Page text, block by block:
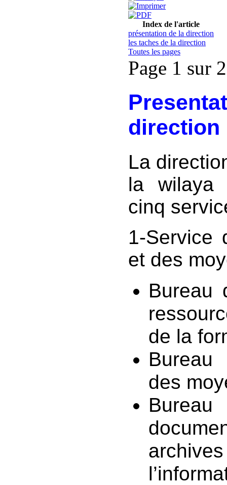
Index de l'article
présentation de la direction
les taches de la direction
Toutes les pages
Page 1 sur 2
direction
La
la wilaya
cinq
1-Service
et des
Bureau
de la
des